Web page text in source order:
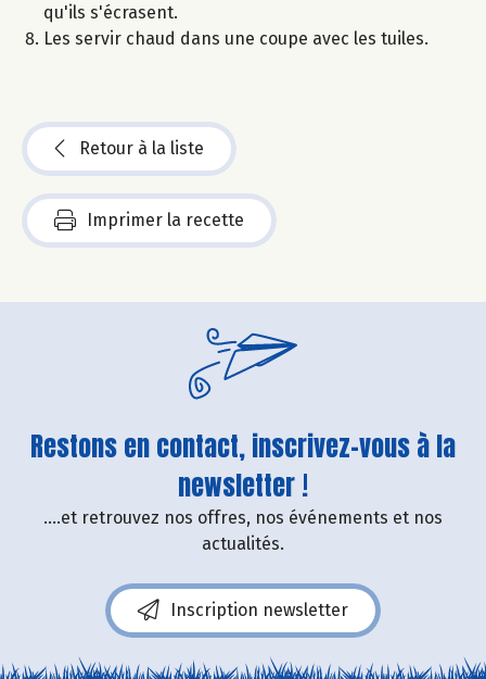
qu'ils s'écrasent.
Les servir chaud dans une coupe avec les tuiles.
Retour à la liste
Imprimer la recette
Restons en contact, inscrivez-vous à la
newsletter !
....et retrouvez nos offres, nos événements et nos
actualités.
Inscription newsletter